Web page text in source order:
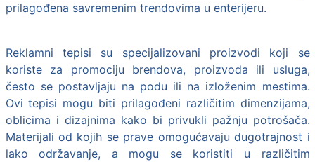
prilagođena savremenim trendovima u enterijeru.
Reklamni tepisi su specijalizovani proizvodi koji se
koriste za promociju brendova, proizvoda ili usluga,
često se postavljaju na podu ili na izloženim mestima.
Ovi tepisi mogu biti prilagođeni različitim dimenzijama,
oblicima i dizajnima kako bi privukli pažnju potrošača.
Materijali od kojih se prave omogućavaju dugotrajnost i
lako održavanje, a mogu se koristiti u različitim